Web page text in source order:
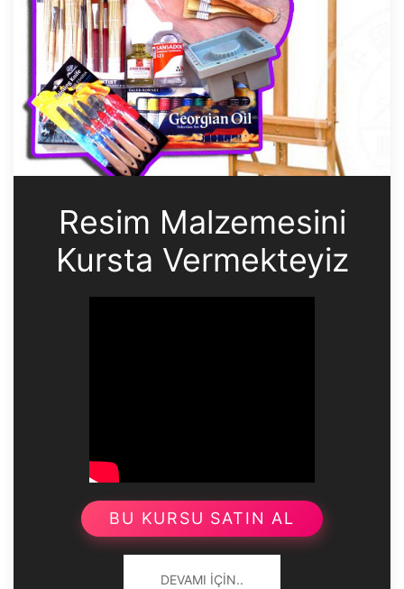
Resim Malzemesini
Kursta Vermekteyiz
BU KURSU SATIN AL
DEVAMI İÇIN..